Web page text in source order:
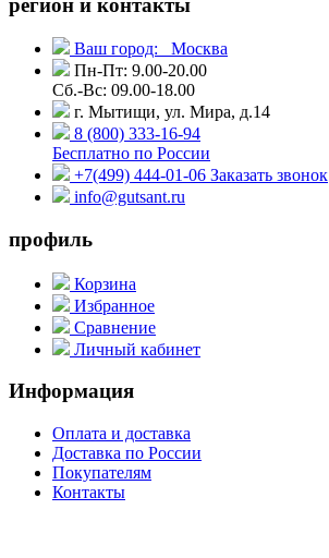
Ваш город:
Москва
Пн-Пт: 9.00-20.00
Сб.-Вс: 09.00-18.00
г. Мытищи, ул. Мира, д.14
8 (800) 333-16-94
Бесплатно по России
+7(499) 444-01-06 Заказать звонок
info@gutsant.ru
профиль
Корзина
Избранное
Сравнение
Личный кабинет
Информация
Оплата и доставка
Доставка по России
Покупателям
Контакты